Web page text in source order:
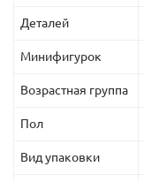
Деталей
Минифигурок
Возрастная группа
Пол
Вид упаковки